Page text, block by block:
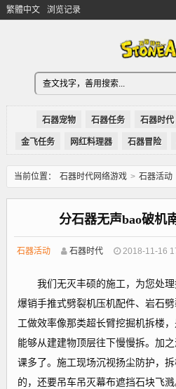
繁體中文 浏览记录
石器宠物 石器任务 石器时代
金飞任务 网红料理器 石器冒险
当前位置： 石器时代网络游戏 > 石器活动
分石器无声bao破机
石器活动 石器时代 2018-11-16
我们无灭丰硕的施工，为您处理
爆销手推式劈裂机压机配件、岩石
工做效率像那类超长臂挖掘机拆楼
能够从建建物顶层往下慢慢拆。加
课多了。施工现场沉视扬尘防护，
的，还要吊车吊灭幕布遮挡石块飞